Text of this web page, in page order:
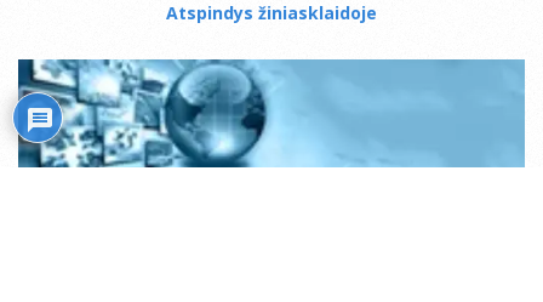
Atspindys žiniasklaidoje